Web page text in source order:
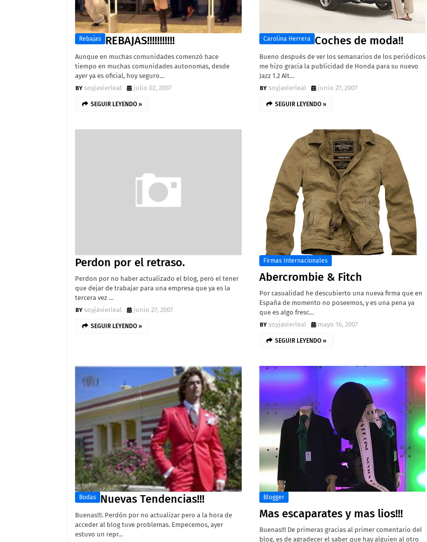
Rebajas REBAJAS!!!!!!!!!!!
Aunque en muchas comunidades comenzó hace
tiempo en muchas comunidades autonomas, desde
ayer ya es oficial, hoy seguro…
soyjavierleal
julio 02, 2007
SEGUIR LEYENDO »
Carolina Herrera Coches de moda!!
Bueno después de ver los semanarios de los periódicos
me hizo gracia la publicidad de Honda para su nuevo
Jazz 1.2 Alt…
soyjavierleal
junio 27, 2007
SEGUIR LEYENDO »
Perdon por el retraso.
Perdon por no haber actualizado el blog, pero el tener
que dejar de trabajar para una empresa que ya es la
tercera vez …
soyjavierleal
junio 27, 2007
SEGUIR LEYENDO »
Firmas Internacionales
Abercrombie & Fitch
Por casualidad he descubierto una nueva firma que en
España de momento no poseemos, y es una pena ya
que es algo fresc…
soyjavierleal
mayo 16, 2007
SEGUIR LEYENDO »
Bodas Nuevas Tendencias!!!
Buenas!!!. Perdón por no actualizar pero a la hora de
acceder al blog tuve problemas. Empecemos, ayer
estuvo un repr…
Blogger
Mas escaparates y mas lios!!!
Buenas!!! De primeras gracias al primer comentario del
blog, es de agradecer el saber que hay alguien al otro